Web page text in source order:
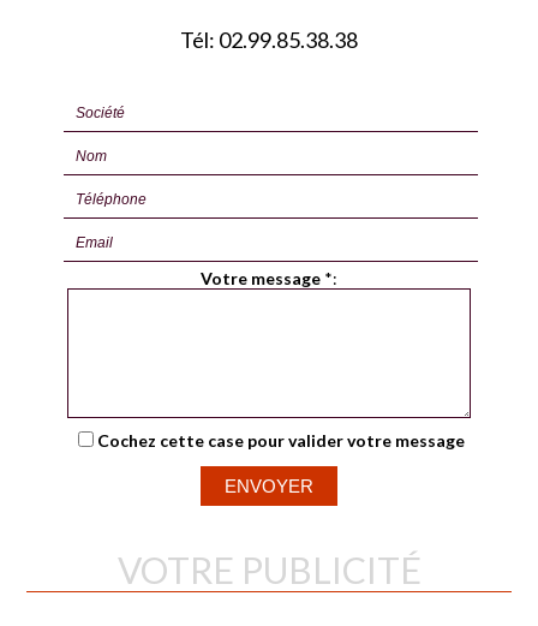
Tél: 02.99.85.38.38
Votre message *:
Cochez cette case pour valider votre message
VOTRE PUBLICITÉ